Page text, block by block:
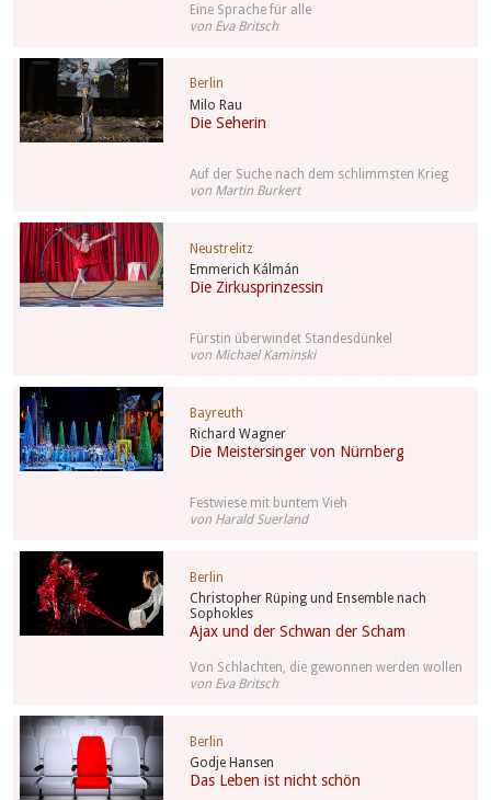
Eine Sprache für alle
von Eva Britsch
Milo Rau
Die Seherin
Berlin
Auf der Suche nach dem schlimmsten Krieg
von Martin Burkert
Emmerich Kálmán
Die Zirkusprinzessin
Neustrelitz
Fürstin überwindet Standesdünkel
von Michael Kaminski
Richard Wagner
Die Meistersinger von Nürnberg
Bayreuth
Festwiese mit buntem Vieh
von Harald Suerland
Christopher Rüping und Ensemble nach
Sophokles
Ajax und der Schwan der Scham
Berlin
Von Schlachten, die gewonnen werden wollen
von Eva Britsch
Godje Hansen
Das Leben ist nicht schön
Berlin